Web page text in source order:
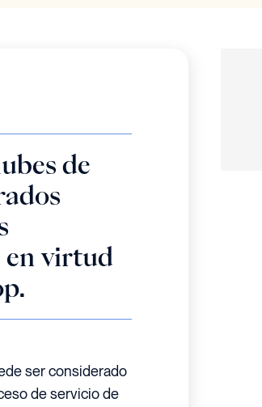
de
en virtud
ser considerado
de servicio de